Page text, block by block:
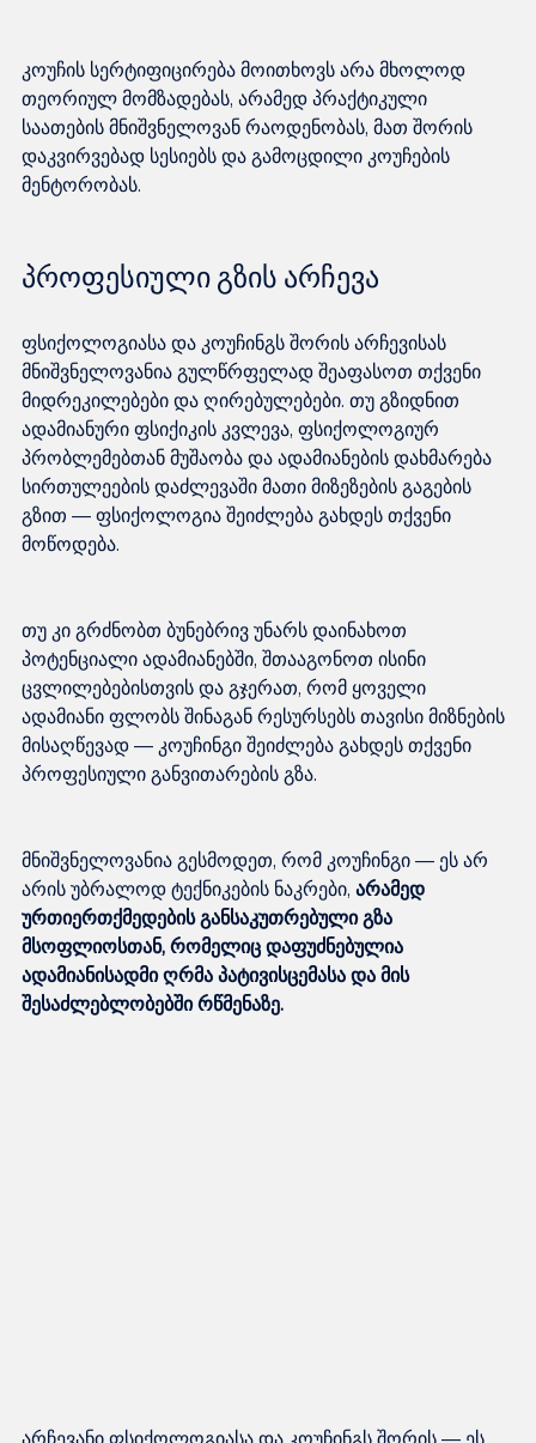
კოუჩის სერტიფიცირება მოითხოვს არა მხოლოდ
თეორიულ მომზადებას, არამედ პრაქტიკული
საათების მნიშვნელოვან რაოდენობას, მათ შორის
დაკვირვებად სესიებს და გამოცდილი კოუჩების
პროფესიული გზის არჩევა
ფსიქოლოგიასა და კოუჩინგს შორის არჩევისას
მნიშვნელოვანია გულწრფელად შეაფასოთ თქვენი
მიდრეკილებები და ღირებულებები. თუ გზიდნით
ადამიანური ფსიქიკის კვლევა, ფსიქოლოგიურ
პრობლემებთან მუშაობა და ადამიანების დახმარება
სირთულეების დაძლევაში მათი მიზეზების გაგების
გზით — ფსიქოლოგია შეიძლება გახდეს თქვენი
თუ კი გრძნობთ ბუნებრივ უნარს დაინახოთ
პოტენციალი ადამიანებში, შთააგონოთ ისინი
ცვლილებებისთვის და გჯერათ, რომ ყოველი
ადამიანი ფლობს შინაგან რესურსებს თავისი მიზნების
მისაღწევად — კოუჩინგი შეიძლება გახდეს თქვენი
მნიშვნელოვანია გესმოდეთ, რომ კოუჩინგი — ეს არ
არის უბრალოდ ტექნიკების ნაკრები, არამედ
ურთიერთქმედების განსაკუთრებული გზა
მსოფლიოსთან, რომელიც დაფუძნებულია
ადამიანისადმი ღრმა პატივისცემასა და მის